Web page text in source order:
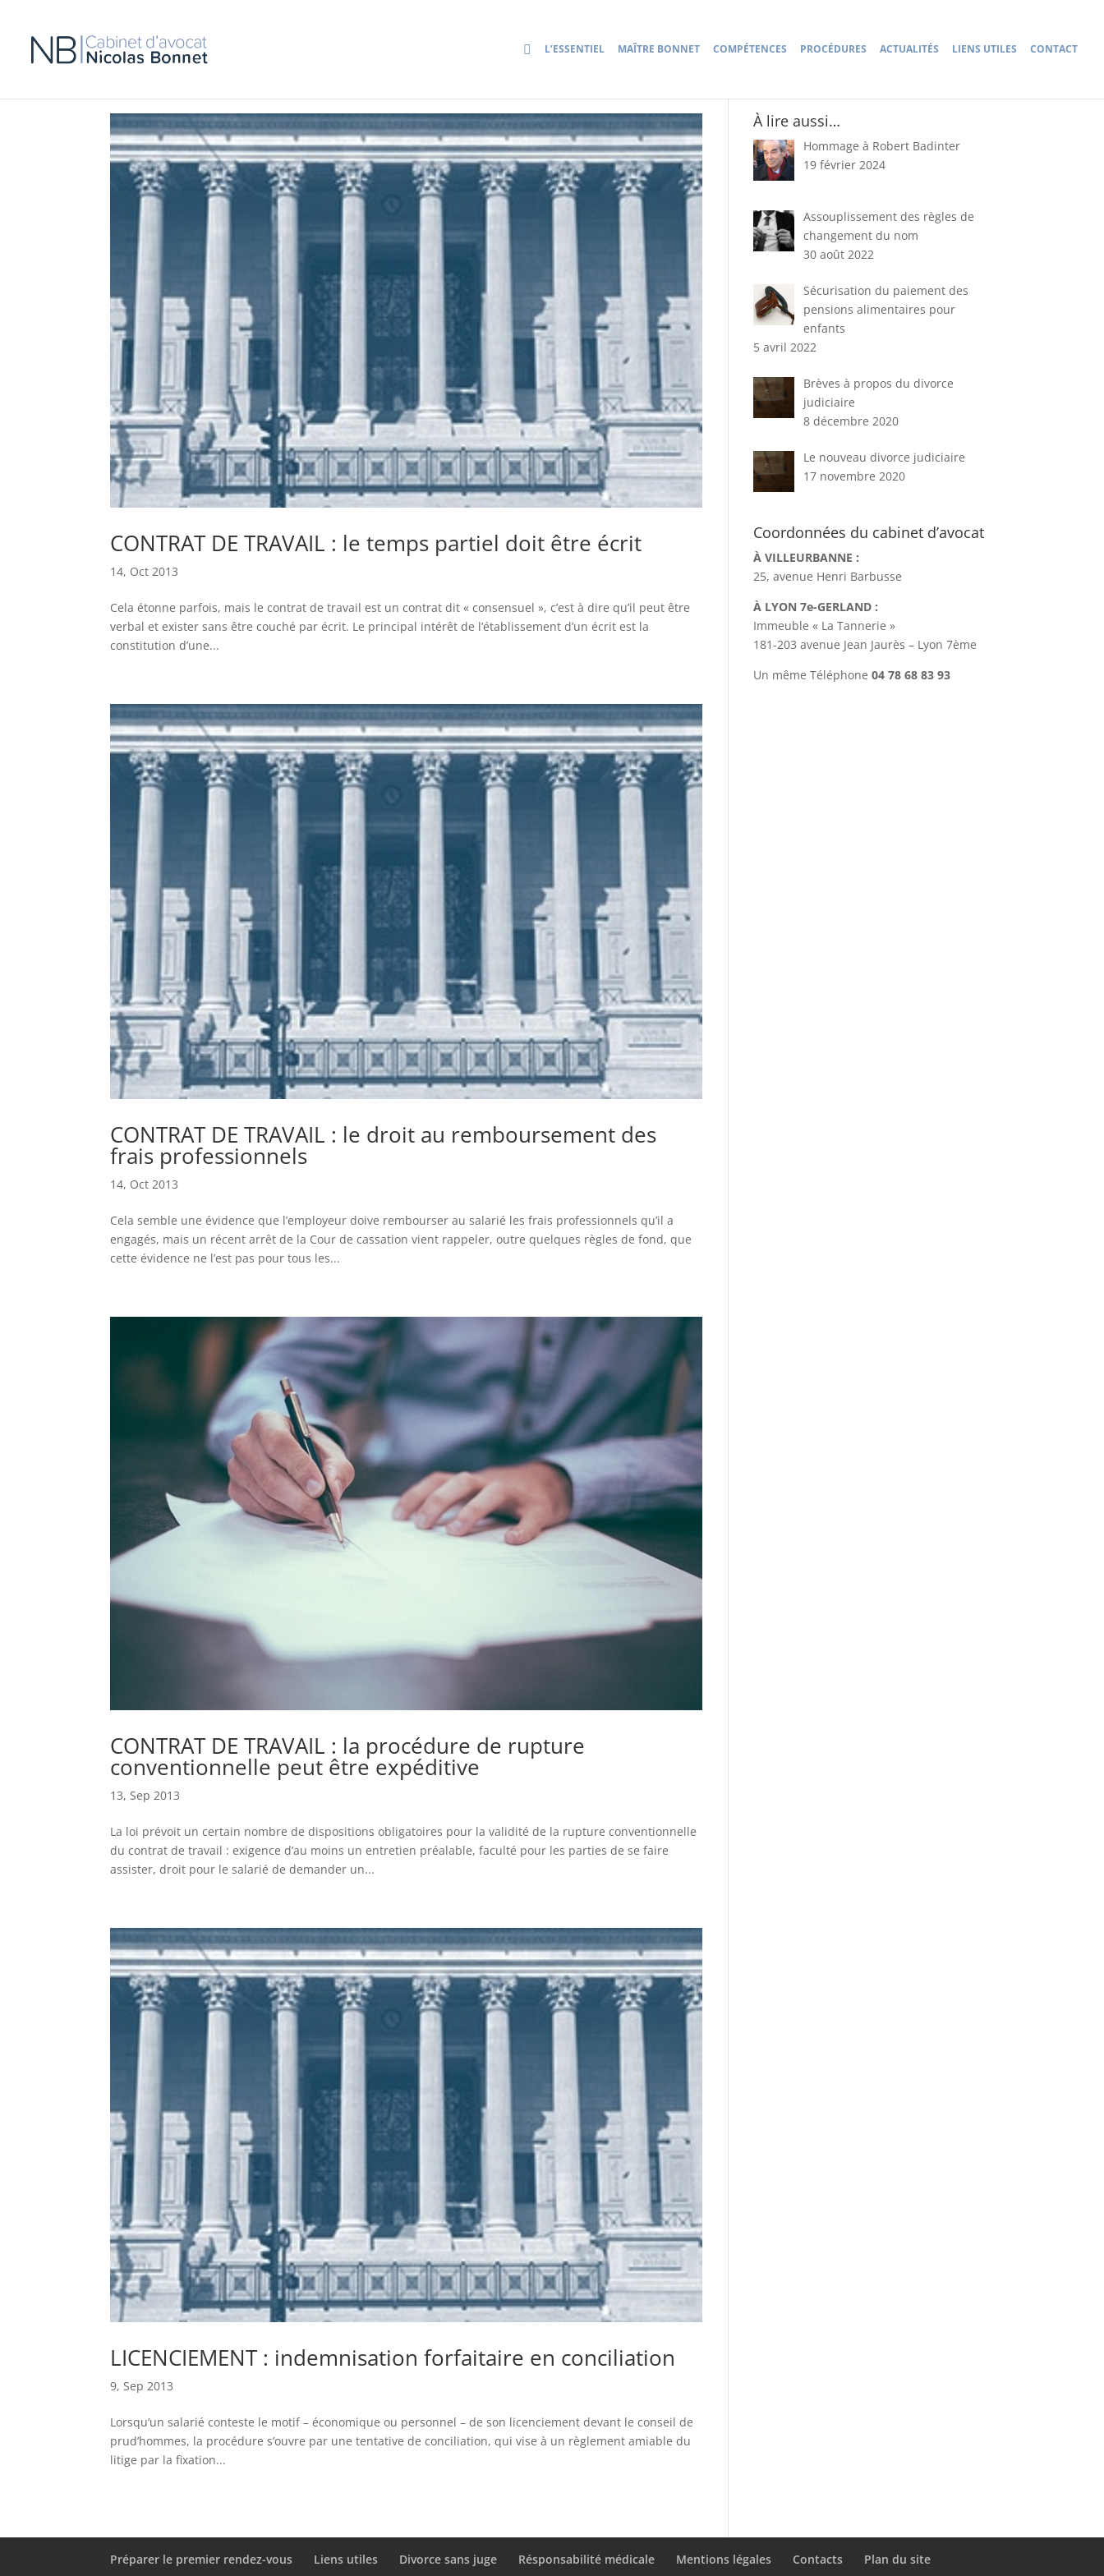
L’ESSENTIEL MAÎTRE BONNET COMPÉTENCES PROCÉDURES ACTUALITÉS LIENS UTILES CONTACT
CONTRAT DE TRAVAIL : le temps partiel doit être écrit
14, Oct 2013
Cela étonne parfois, mais le contrat de travail est un contrat dit « consensuel », c’est à dire qu’il peut être
verbal et exister sans être couché par écrit. Le principal intérêt de l’établissement d’un écrit est la
constitution d’une...
CONTRAT DE TRAVAIL : le droit au remboursement des
frais professionnels
14, Oct 2013
Cela semble une évidence que l’employeur doive rembourser au salarié les frais professionnels qu’il a
engagés, mais un récent arrêt de la Cour de cassation vient rappeler, outre quelques règles de fond, que
cette évidence ne l’est pas pour tous les...
CONTRAT DE TRAVAIL : la procédure de rupture
conventionnelle peut être expéditive
13, Sep 2013
La loi prévoit un certain nombre de dispositions obligatoires pour la validité de la rupture conventionnelle
du contrat de travail : exigence d’au moins un entretien préalable, faculté pour les parties de se faire
assister, droit pour le salarié de demander un...
LICENCIEMENT : indemnisation forfaitaire en conciliation
9, Sep 2013
Lorsqu’un salarié conteste le motif – économique ou personnel – de son licenciement devant le conseil de
prud’hommes, la procédure s’ouvre par une tentative de conciliation, qui vise à un règlement amiable du
litige par la fixation...
À lire aussi…
Hommage à Robert Badinter
19 février 2024
Assouplissement des règles de
changement du nom
30 août 2022
Sécurisation du paiement des
pensions alimentaires pour
enfants
5 avril 2022
Brèves à propos du divorce
judiciaire
8 décembre 2020
Le nouveau divorce judiciaire
17 novembre 2020
Coordonnées du cabinet d’avocat
À VILLEURBANNE :
25, avenue Henri Barbusse
À LYON 7e-GERLAND :
Immeuble « La Tannerie »
181-203 avenue Jean Jaurès – Lyon 7ème
Un même Téléphone04 78 68 83 93
Préparer le premier rendez-vous Liens utiles Divorce sans juge Résponsabilité médicale Mentions légales Contacts Plan du site